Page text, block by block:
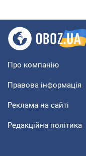
Про компанію
Правова інформація
Реклама на сайті
Редакційна політика